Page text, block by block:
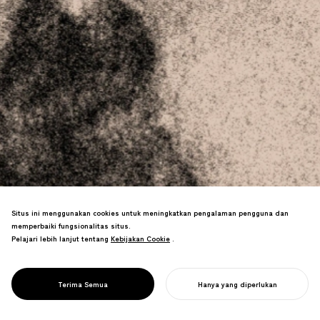
DESAIN UNTUK
KEBERSIHAN
NOSIGNER mendesain solusi desain
dan komunitas. Kami mengembangkan
kesehatan masyarakat yang mendorong
perubahan perilaku.
Situs ini menggunakan cookies untuk meningkatkan pengalaman pengguna dan
memperbaiki fungsionalitas situs.
Pelajari lebih lanjut tentang Kebijakan Cookie
Kebijakan Cookie .
Terima Semua Hanya yang diperlukan